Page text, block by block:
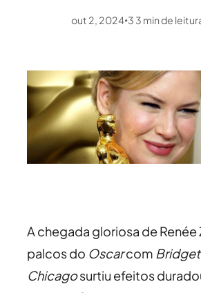
out 2, 2024•3 3 min de
A chegada gloriosa de
palcos do Oscarcom
Chicagosurtiu efeitos